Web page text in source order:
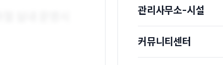
관리사무소-시설
커뮤니티센터